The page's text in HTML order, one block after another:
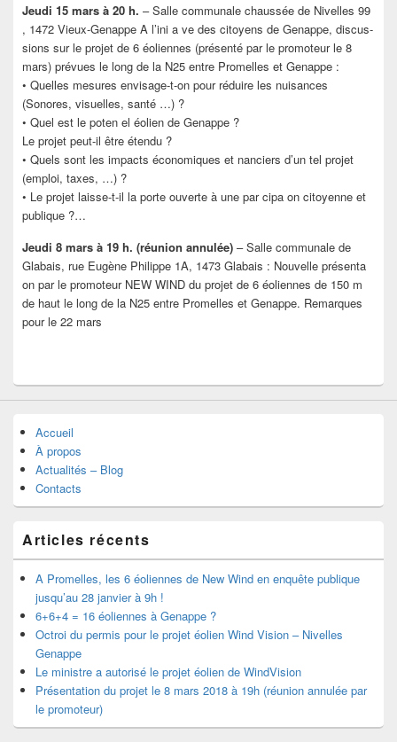
Jeudi 15 mars à 20 h. – Salle communale chaussée de Nivelles 99
, 1472 Vieux-Genappe A l’ini a ve des citoyens de Genappe, discus-
sions sur le projet de 6 éoliennes (présenté par le promoteur le 8
mars) prévues le long de la N25 entre Promelles et Genappe :
• Quelles mesures envisage-t-on pour réduire les nuisances
(Sonores, visuelles, santé …) ?
• Quel est le poten el éolien de Genappe ?
Le projet peut-il être étendu ?
• Quels sont les impacts économiques et nanciers d’un tel projet
(emploi, taxes, …) ?
• Le projet laisse-t-il la porte ouverte à une par cipa on citoyenne et
publique ?…
Jeudi 8 mars à 19 h. (réunion annulée) – Salle communale de
Glabais, rue Eugène Philippe 1A, 1473 Glabais : Nouvelle présenta
on par le promoteur NEW WIND du projet de 6 éoliennes de 150 m
de haut le long de la N25 entre Promelles et Genappe. Remarques
pour le 22 mars
Accueil
À propos
Actualités – Blog
Contacts
Articles récents
A Promelles, les 6 éoliennes de New Wind en enquête publique
jusqu’au 28 janvier à 9h !
6+6+4 = 16 éoliennes à Genappe ?
Octroi du permis pour le projet éolien Wind Vision – Nivelles
Genappe
Le ministre a autorisé le projet éolien de WindVision
Présentation du projet le 8 mars 2018 à 19h (réunion annulée par
le promoteur)